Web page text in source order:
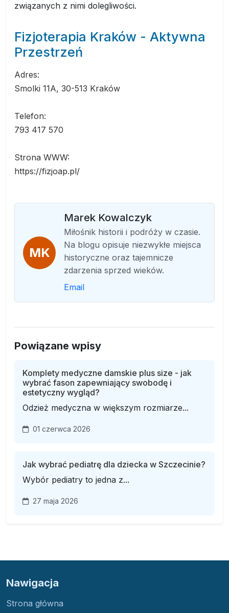
związanych z nimi dolegliwości.
Fizjoterapia Kraków - Aktywna
Przestrzeń
Adres:
Smolki 11A, 30-513 Kraków
Telefon:
793 417 570
Strona WWW:
https://fizjoap.pl/
MK
Marek Kowalczyk
Miłośnik historii i podróży w czasie.
Na blogu opisuje niezwykłe miejsca
historyczne oraz tajemnicze
zdarzenia sprzed wieków.
Email
Powiązane wpisy
Komplety medyczne damskie plus size - jak
wybrać fason zapewniający swobodę i
estetyczny wygląd?
Odzież medyczna w większym rozmiarze...
01 czerwca 2026
Jak wybrać pediatrę dla dziecka w Szczecinie?
Wybór pediatry to jedna z...
27 maja 2026
Nawigacja
Strona główna